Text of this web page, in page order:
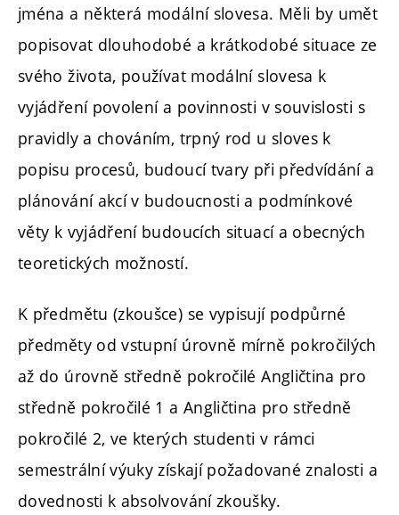
jména a některá modální slovesa. Měli by umět
popisovat dlouhodobé a krátkodobé situace ze
svého života, používat modální slovesa k
vyjádření povolení a povinnosti v souvislosti s
pravidly a chováním, trpný rod u sloves k
popisu procesů, budoucí tvary při předvídání a
plánování akcí v budoucnosti a podmínkové
věty k vyjádření budoucích situací a obecných
teoretických možností.
K předmětu (zkoušce) se vypisují podpůrné
předměty od vstupní úrovně mírně pokročilých
až do úrovně středně pokročilé Angličtina pro
středně pokročilé 1 a Angličtina pro středně
pokročilé 2, ve kterých studenti v rámci
semestrální výuky získají požadované znalosti a
dovednosti k absolvování zkoušky.